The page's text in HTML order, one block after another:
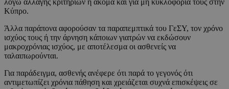
λόγω αλλαγής κριτηρίων ή ακόμα και για μη κυκλοφορία τους στην
Κύπρο.
Άλλα παράπονα αφορούσαν τα παραπεμπτικά του ΓεΣΥ, τον χρόνο
ισχύος τους ή την άρνηση κάποιων γιατρών να εκδώσουν
μακροχρόνιας ισχύος, με αποτέλεσμα οι ασθενείς να
ταλαιπωρούνται.
Για παράδειγμα, ασθενής ανέφερε ότι παρά το γεγονός ότι
αντιμετωπίζει χρόνια πάθηση και χρειάζεται συχνά επισκέψεις σε